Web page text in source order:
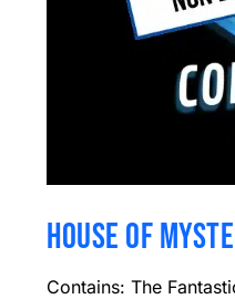
HOUSE OF
Contains: The